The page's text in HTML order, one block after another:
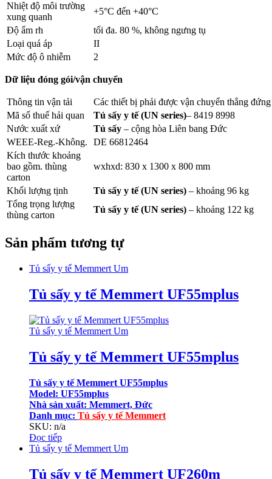
Nhiệt độ môi trường
xung quanh
+5°C đến +40°C
Độ ẩm rh
tối đa. 80 %, không ngưng tụ
Loại quá áp
II
Mức độ ô nhiễm
2
Dữ liệu đóng gói/vận chuyển
Thông tin vận tải
Các thiết bị phải được vận chuyển thẳng đứng
Mã số thuế hải quan
Tủ sấy y tế (UN series)– 8419 8998
Nước xuất xứ
Tủ sấy – cộng hòa Liên bang Đức
WEEE-Reg.-Không.
DE 66812464
Kích thước khoảng
bao gồm. thùng
carton
wxhxd: 830 x 1300 x 800 mm
Khối lượng tịnh Tủ sấy y tế (UN series) – khoảng 96 kg
Tổng trọng lượng
thùng carton
Tủ sấy y tế (UN series) – khoảng 122 kg
Sản phẩm tương tự
Tủ sấy y tế Memmert Um
Tủ sấy y tế Memmert UF55mplus
Tủ sấy y tế Memmert Um
Tủ sấy y tế Memmert UF55mplus
Tủ sấy y tế Memmert UF55mplus
Model: UF55mplus
Nhà sản xuất: Memmert, Đức
Danh mục: Tủ sấy y tế Memmert
SKU: n/a
Đọc tiếp
Tủ sấy y tế Memmert Um
Tủ sấy y tế Memmert UF260m